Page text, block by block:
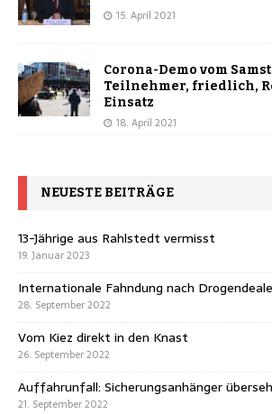
15. April 2021
Corona-Demo vom
Teilnehmer, friedlich,
Einsatz
18. April 2021
NEUESTE BEITRÄGE
13-Jährige aus Rahlstedt vermisst
19. Januar 2023
Internationale Fahndung nach
28. September 2022
Vom Kiez direkt in den Knast
26. September 2022
Auffahrunfall: Sicherungsanhänger
21. September 2022